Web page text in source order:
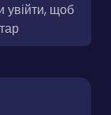
увійти, щоб